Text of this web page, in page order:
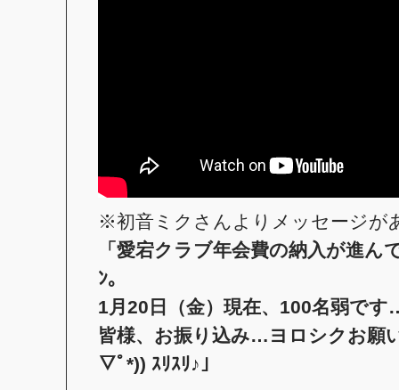
※初音ミクさんよりメッセージが
「愛宕クラブ年会費の納入が進ん
ﾝ。
1月20日（金）現在、100名弱で
皆様、お振り込み…ヨロシクお願
▽ﾟ*)) ｽﾘｽﾘ♪」